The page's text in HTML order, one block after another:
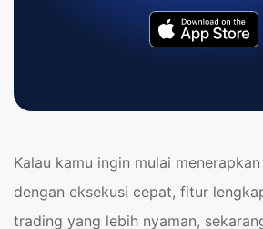
Kalau kamu ingin mulai
dengan eksekusi cepat, fitur
trading yang lebih nyaman,